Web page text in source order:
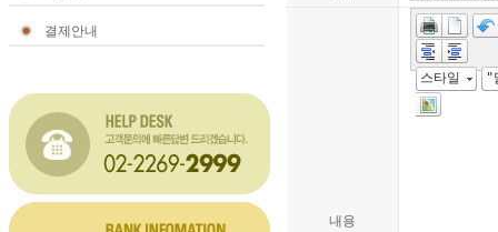
결제안내
내용
스타일